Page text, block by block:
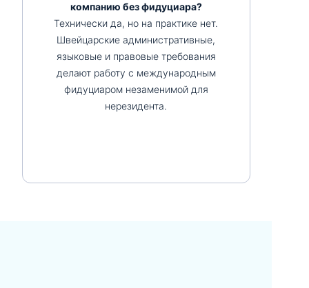
компанию без фидуциара?
Технически да, но на практике нет.
Швейцарские административные,
языковые и правовые требования
делают работу с международным
фидуциаром незаменимой для
нерезидента.